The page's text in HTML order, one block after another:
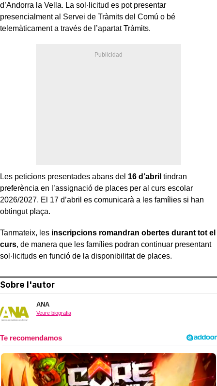
d’Andorra la Vella. La sol·licitud es pot presentar
presencialment al Servei de Tràmits del Comú o bé
telemàticament a través de l’apartat Tràmits.
Les peticions presentades abans del 16 d’abril tindran
preferència en l’assignació de places per al curs escolar
2026/2027. El 17 d’abril es comunicarà a les famílies si han
obtingut plaça.
Tanmateix, les inscripcions romandran obertes durant tot el
curs, de manera que les famílies podran continuar presentant
sol·licituds en funció de la disponibilitat de places.
Sobre l'autor
ANA
Veure biografia